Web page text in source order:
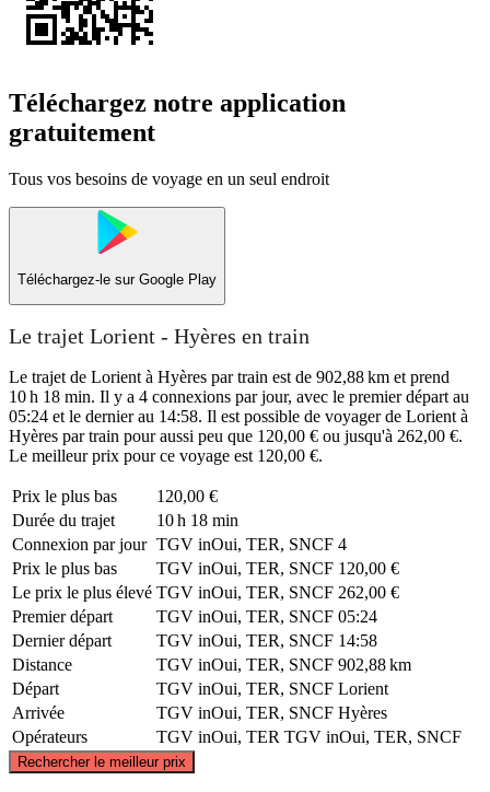
Téléchargez notre application
gratuitement
Tous vos besoins de voyage en un seul endroit
Téléchargez-le sur Google Play
Le trajet Lorient - Hyères en train
Le trajet de Lorient à Hyères par train est de 902,88 km et prend
10 h 18 min. Il y a 4 connexions par jour, avec le premier départ au
05:24 et le dernier au 14:58. Il est possible de voyager de Lorient à
Hyères par train pour aussi peu que 120,00 € ou jusqu'à 262,00 €.
Le meilleur prix pour ce voyage est 120,00 €.
Prix ​​le plus bas
120,00 €
Durée du trajet
10 h 18 min
Connexion par jour TGV inOui, TER, SNCF 4
Prix ​​le plus bas
TGV inOui, TER, SNCF 120,00 €
Le prix le plus élevé TGV inOui, TER, SNCF 262,00 €
Premier départ
TGV inOui, TER, SNCF 05:24
Dernier départ
TGV inOui, TER, SNCF 14:58
Distance
TGV inOui, TER, SNCF 902,88 km
Départ
TGV inOui, TER, SNCF Lorient
Arrivée
TGV inOui, TER, SNCF Hyères
Opérateurs
TGV inOui, TER TGV inOui, TER, SNCF
Rechercher le meilleur prix
©CARTO, © OpenStreetMapcontributors